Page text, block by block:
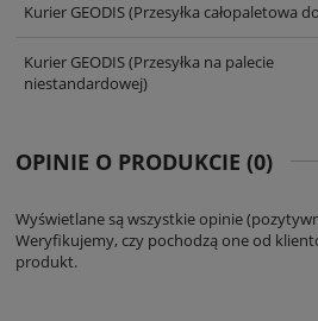
Kurier GEODIS(Przesyłka całopaletowa
Kurier GEODIS(Przesyłka na palecie
niestandardowej)
OPINIE O PRODUKCIE (0)
Wyświetlane są wszystkie opinie
Weryfikujemy, czy pochodzą one od
produkt.